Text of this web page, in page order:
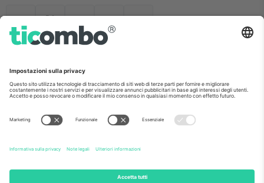
Ticombo Italia
Mimi Balkanska 132, 1540, Sofia,
base alla località, all'evento e/o al dominio. Per i dettagli controlla la
pagina specifica dell'evento, l'impronta e i termini.,